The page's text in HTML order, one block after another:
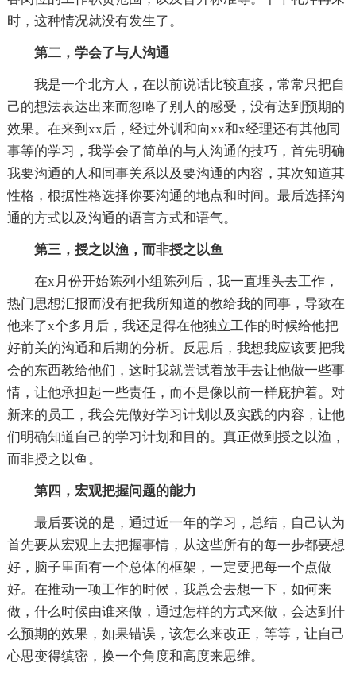
时，这种情况就没有发生了。
第二，学会了与人沟通
我是一个北方人，在以前说话比较直接，常常只把自
己的想法表达出来而忽略了别人的感受，没有达到预期的
效果。在来到xx后，经过外训和向xx和x经理还有其他同
事等的学习，我学会了简单的与人沟通的技巧，首先明确
我要沟通的人和同事关系以及要沟通的内容，其次知道其
性格，根据性格选择你要沟通的地点和时间。最后选择沟
通的方式以及沟通的语言方式和语气。
第三，授之以渔，而非授之以鱼
在x月份开始陈列小组陈列后，我一直埋头去工作，
热门思想汇报而没有把我所知道的教给我的同事，导致在
他来了x个多月后，我还是得在他独立工作的时候给他把
好前关的沟通和后期的分析。反思后，我想我应该要把我
会的东西教给他们，这时我就尝试着放手去让他做一些事
情，让他承担起一些责任，而不是像以前一样庇护着。对
新来的员工，我会先做好学习计划以及实践的内容，让他
们明确知道自己的学习计划和目的。真正做到授之以渔，
而非授之以鱼。
第四，宏观把握问题的能力
最后要说的是，通过近一年的学习，总结，自己认为
首先要从宏观上去把握事情，从这些所有的每一步都要想
好，脑子里面有一个总体的框架，一定要把每一个点做
好。在推动一项工作的时候，我总会去想一下，如何来
做，什么时候由谁来做，通过怎样的方式来做，会达到什
么预期的效果，如果错误，该怎么来改正，等等，让自己
心思变得缜密，换一个角度和高度来思维。